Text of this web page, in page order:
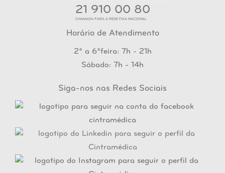
21 910 00 80
CHAMADA PARA A REDE FIXA NACIONAL
Horário de Atendimento
2ª a 6ªfeira: 7h - 21h
Sábado: 7h - 14h
Siga-nos nas Redes Sociais